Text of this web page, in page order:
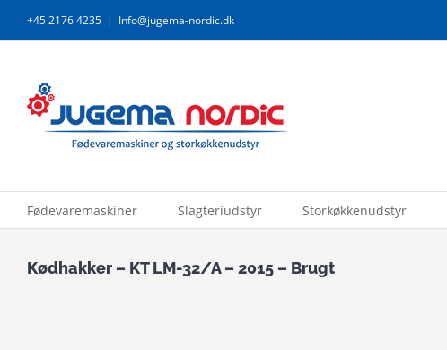
to
+45 2176 4235 | Info@jugema-nordic.dk
Fødevaremaskiner Slagteriudstyr Storkøkkenudstyr
Kødhakker – KT LM-32/A – 2015 – Brugt